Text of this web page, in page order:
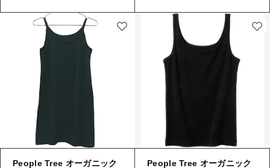
People Tree オーガニック People Tree オーガニック